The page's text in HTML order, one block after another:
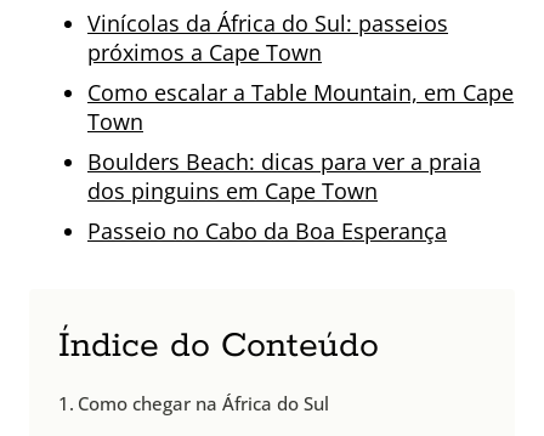
Vinícolas da África do Sul: passeios
próximos a Cape Town
Como escalar a Table Mountain, em Cape
Town
Boulders Beach: dicas para ver a praia
dos pinguins em Cape Town
Passeio no Cabo da Boa Esperança
Índice do Conteúdo
Como chegar na África do Sul